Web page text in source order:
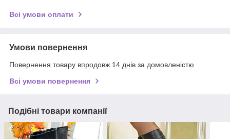
Всі умови оплати
Умови повернення
Повернення товару впродовж 14 днів за домовленістю
Всі умови повернення
Подібні товари компанії